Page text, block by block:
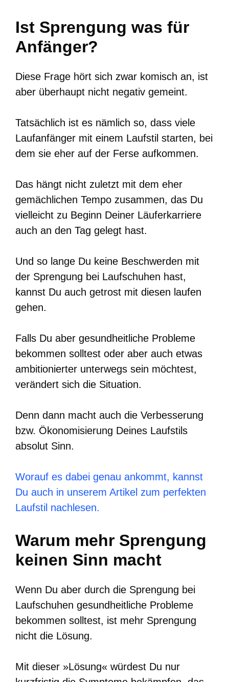
Ist Sprengung was für
Anfänger?
Diese Frage hört sich zwar komisch an, ist
aber überhaupt nicht negativ gemeint.
Tatsächlich ist es nämlich so, dass viele
Laufanfänger mit einem Laufstil starten, bei
dem sie eher auf der Ferse aufkommen.
Das hängt nicht zuletzt mit dem eher
gemächlichen Tempo zusammen, das Du
vielleicht zu Beginn Deiner Läuferkarriere
auch an den Tag gelegt hast.
Und so lange Du keine Beschwerden mit
der Sprengung bei Laufschuhen hast,
kannst Du auch getrost mit diesen laufen
gehen.
Falls Du aber gesundheitliche Probleme
bekommen solltest oder aber auch etwas
ambitionierter unterwegs sein möchtest,
verändert sich die Situation.
Denn dann macht auch die Verbesserung
bzw. Ökonomisierung Deines Laufstils
absolut Sinn.
Worauf es dabei genau ankommt, kannst
Du auch in unserem Artikel zum perfekten
Laufstil nachlesen.
Warum mehr Sprengung
keinen Sinn macht
Wenn Du aber durch die Sprengung bei
Laufschuhen gesundheitliche Probleme
bekommen solltest, ist mehr Sprengung
nicht die Lösung.
Mit dieser »Lösung« würdest Du nur